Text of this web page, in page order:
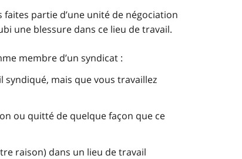
faites partie d’une unité de négociation
une blessure dans ce lieu de travail.
membre d’un syndicat :
syndiqué, mais que vous travaillez
ou quitté de quelque façon que ce
raison) dans un lieu de travail